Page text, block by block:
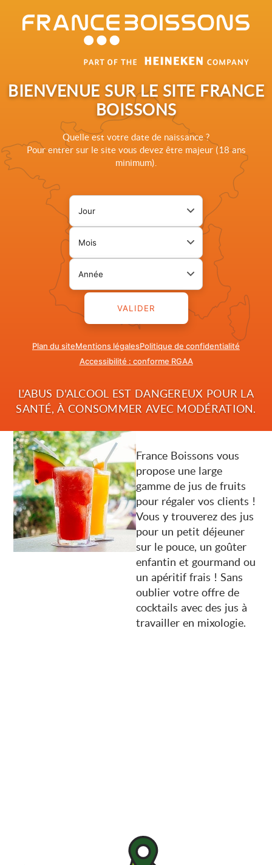
Page de vérification d'âge.
BIENVENUE SUR LE SITE FRANCE
BOISSONS
Quelle est votre date de naissance ?
Pour entrer sur le site vous devez être majeur (18 ans
minimum).
Jour de naissance
Mois de naissance
Année de naissance
VALIDER
Plan du siteMentions légalesPolitique de confidentialité
Accessibilité : conforme RGAA
L'ABUS D'ALCOOL EST DANGEREUX POUR LA
SANTÉ, À CONSOMMER AVEC MODÉRATION.
Rechercher sur le site France Boissons
LARGE
GAMME
DE JUS
DE
FRUITS
NOTRE LARGE
FRUITS
France Boissons vous
propose une large
gamme de jus de fruits
pour régaler vos clients !
Vous y trouverez des jus
pour un petit déjeuner
sur le pouce, un goûter
enfantin et gourmand ou
un apéritif frais ! Sans
oublier votre offre de
cocktails avec des jus à
travailler en mixologie.